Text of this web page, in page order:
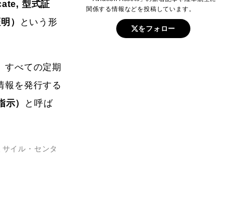
型式証
）
という形
すべての定期
報を発行する
）
と呼ば
イル・センタ
関係する情報などを投稿しています。
をフォロー